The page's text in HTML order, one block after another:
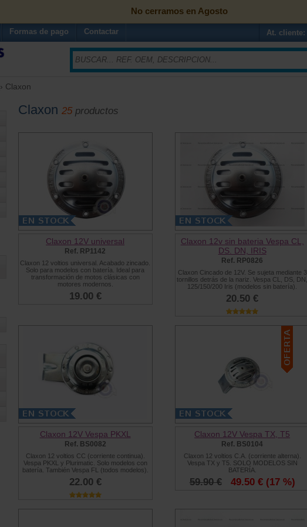
No cerramos en Agosto
Formas de pago Contactar At. cliente:
› Claxon
Claxon 25productos
Claxon 12V universal
Ref. RP1142
Claxon 12 voltios universal. Acabado zincado.
Solo para modelos con batería. Ideal para
transformación de motos clásicas con
motores modernos.
19.00 €
Claxon 12v sin bateria Vespa CL,
DS. DN, IRIS
Ref. RP0826
Claxon Cincado de 12V. Se sujeta mediante 3
tornillos detrás de la nariz. Vespa CL, DS, DN,
125/150/200 Iris (modelos sin batería).
20.50 €
Claxon 12V Vespa PKXL
Ref. BS0082
Claxon 12 voltios CC (corriente continua).
Vespa PKXL y Plurimatic. Solo modelos con
batería. También Vespa FL (todos modelos).
22.00 €
Claxon 12V Vespa TX, T5
Ref. BS0104
Claxon 12 voltios C.A. (corriente alterna).
Vespa TX y T5. SOLO MODELOS SIN
BATERÍA.
59.90 € 49.50 € (17 %)